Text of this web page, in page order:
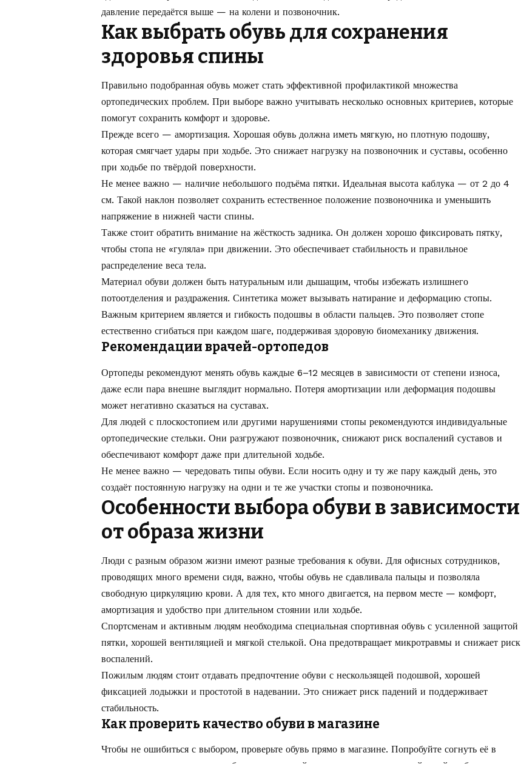
давление передаётся выше — на колени и позвоночник.
Как выбрать обувь для сохранения
здоровья спины
Правильно подобранная обувь может стать эффективной профилактикой множества
ортопедических проблем. При выборе важно учитывать несколько основных критериев, которые
помогут сохранить комфорт и здоровье.
Прежде всего — амортизация. Хорошая обувь должна иметь мягкую, но плотную подошву,
которая смягчает удары при ходьбе. Это снижает нагрузку на позвоночник и суставы, особенно
при ходьбе по твёрдой поверхности.
Не менее важно — наличие небольшого подъёма пятки. Идеальная высота каблука — от 2 до 4
см. Такой наклон позволяет сохранить естественное положение позвоночника и уменьшить
напряжение в нижней части спины.
Также стоит обратить внимание на жёсткость задника. Он должен хорошо фиксировать пятку,
чтобы стопа не «гуляла» при движении. Это обеспечивает стабильность и правильное
распределение веса тела.
Материал обуви должен быть натуральным или дышащим, чтобы избежать излишнего
потоотделения и раздражения. Синтетика может вызывать натирание и деформацию стопы.
Важным критерием является и гибкость подошвы в области пальцев. Это позволяет стопе
естественно сгибаться при каждом шаге, поддерживая здоровую биомеханику движения.
Рекомендации врачей-ортопедов
Ортопеды рекомендуют менять обувь каждые 6–12 месяцев в зависимости от степени износа,
даже если пара внешне выглядит нормально. Потеря амортизации или деформация подошвы
может негативно сказаться на суставах.
Для людей с плоскостопием или другими нарушениями стопы рекомендуются индивидуальные
ортопедические стельки. Они разгружают позвоночник, снижают риск воспалений суставов и
обеспечивают комфорт даже при длительной ходьбе.
Не менее важно — чередовать типы обуви. Если носить одну и ту же пару каждый день, это
создаёт постоянную нагрузку на одни и те же участки стопы и позвоночника.
Особенности выбора обуви в зависимости
от образа жизни
Люди с разным образом жизни имеют разные требования к обуви. Для офисных сотрудников,
проводящих много времени сидя, важно, чтобы обувь не сдавливала пальцы и позволяла
свободную циркуляцию крови. А для тех, кто много двигается, на первом месте — комфорт,
амортизация и удобство при длительном стоянии или ходьбе.
Спортсменам и активным людям необходима специальная спортивная обувь с усиленной защитой
пятки, хорошей вентиляцией и мягкой стелькой. Она предотвращает микротравмы и снижает риск
воспалений.
Пожилым людям стоит отдавать предпочтение обуви с нескользящей подошвой, хорошей
фиксацией лодыжки и простотой в надевании. Это снижает риск падений и поддерживает
стабильность.
Как проверить качество обуви в магазине
Чтобы не ошибиться с выбором, проверьте обувь прямо в магазине. Попробуйте согнуть её в